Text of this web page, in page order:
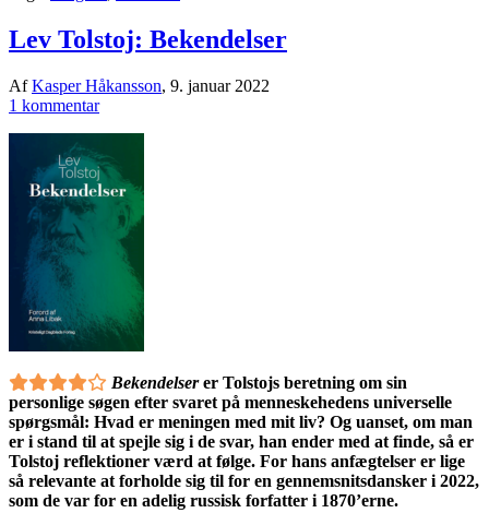
Lev Tolstoj: Bekendelser
AfKasper Håkansson, 9. januar 2022
1 kommentar
Bekendelserer Tolstojs beretning om sin
personlige søgen efter svaret på menneskehedens universelle
spørgsmål: Hvad er meningen med mit liv? Og uanset, om man
er i stand til at spejle sig i de svar, han ender med at finde, så er
Tolstoj reflektioner værd at følge. For hans anfægtelser er lige
så relevante at forholde sig til for en gennemsnitsdansker i 2022,
som de var for en adelig russisk forfatter i 1870’erne.